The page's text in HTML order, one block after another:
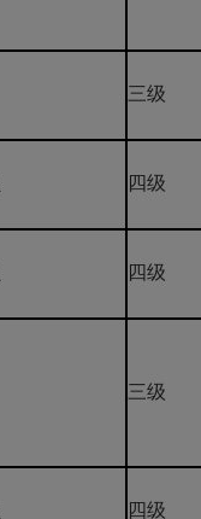
三级
四级
四级
三级
四级